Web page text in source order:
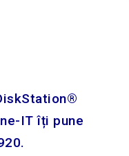
IT îți pune